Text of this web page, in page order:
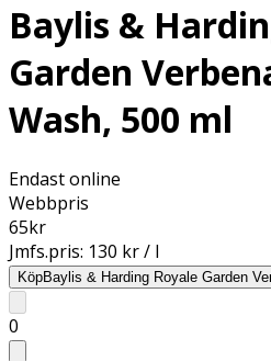
Baylis &
Garden
Wash, 500 ml
Endast online
Webbpris
65kr
Jmfs.pris: 130 kr / l
KöpBaylis & Harding Royale Garden
0